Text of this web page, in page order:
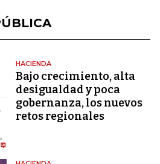
HACIENDA
Bajo crecimiento, alta
desigualdad y poca
gobernanza, los nuevos
retos regionales